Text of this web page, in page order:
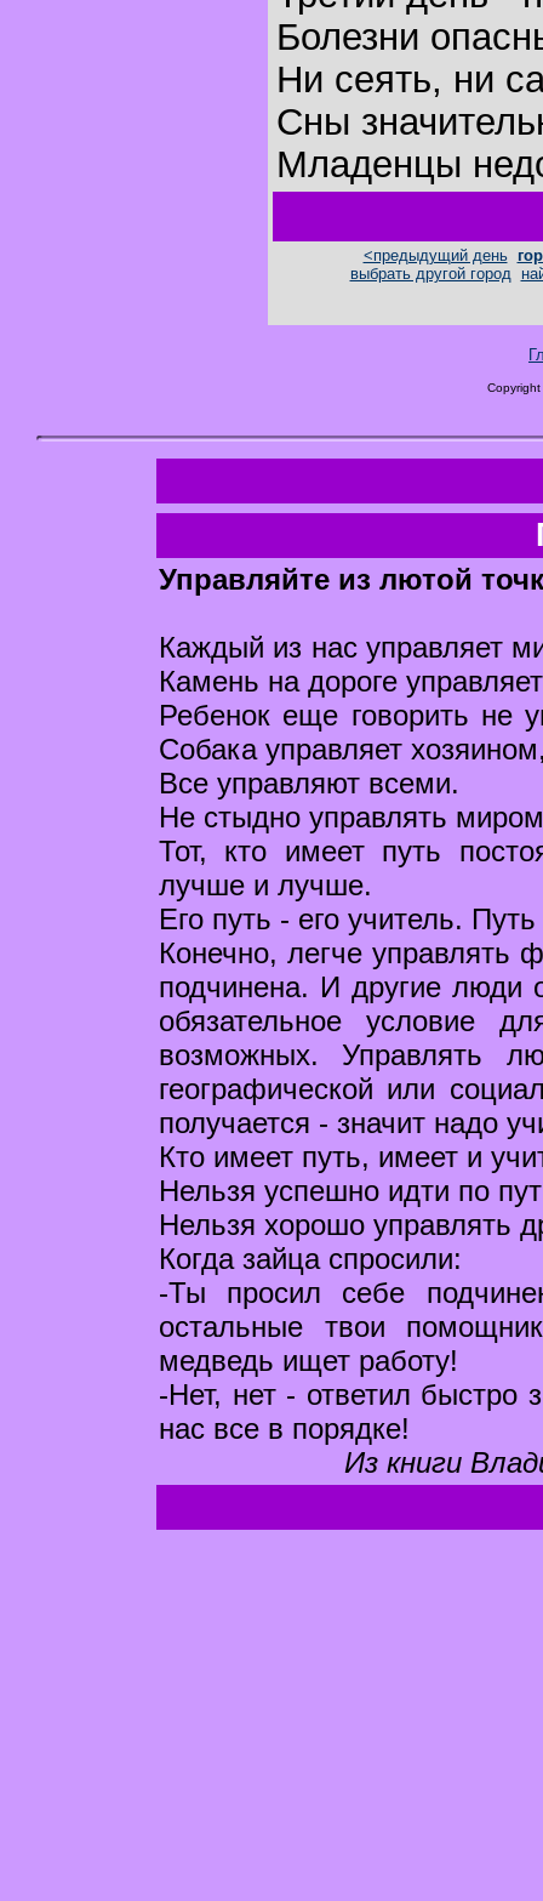
Болезни
Ни сеять, ни
Сны
Младенцы
<предыдущий день
выбрать другой город
Управляйте из лютой
Каждый из нас управляет
Камень на дороге
Ребенок еще говорить не
Собака управляет
Все управляют всеми.
Не стыдно управлять
Тот, кто имеет путь
лучше и лучше.
Его путь - его учитель.
Конечно, легче управлять
подчинена. И другие люди
обязательное условие
возможных. Управлять
географической или
получается - значит надо
Кто имеет путь, имеет и
Нельзя успешно идти по
Нельзя хорошо управлять
Когда зайца спросили:
-Ты просил себе
остальные твои
медведь ищет работу!
-Нет, нет - ответил быстро
нас все в порядке!
Из книги